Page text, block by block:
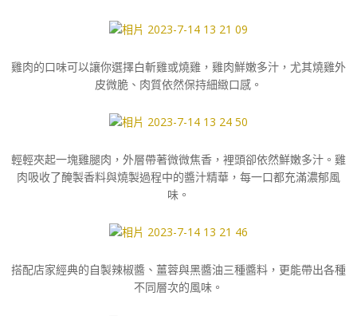
雞肉的口味可以讓你選擇白斬雞或燒雞，雞肉鮮嫩多汁，尤其燒雞外
皮微脆、肉質依然保持細緻口感。
輕輕夾起一塊雞腿肉，外層帶著微微焦香，裡頭卻依然鮮嫩多汁。雞
肉吸收了醃製香料與燒製過程中的醬汁精華，每一口都充滿濃郁風
味。
搭配店家經典的自製辣椒醬、薑蓉與黑醬油三種醬料，更能帶出各種
不同層次的風味。